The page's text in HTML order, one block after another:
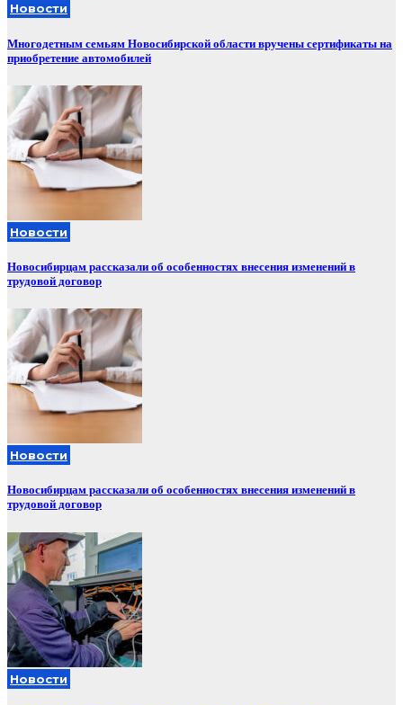
Новости
Многодетным семьям Новосибирской области вручены сертификаты на
приобретение автомобилей
Новости
Новосибирцам рассказали об особенностях внесения изменений в
трудовой договор
Новости
Новосибирцам рассказали об особенностях внесения изменений в
трудовой договор
Новости